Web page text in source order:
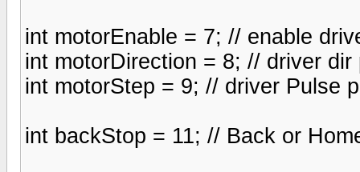
int motorEnable = 7; // enable
int motorDirection = 8; // driver dir
int motorStep = 9; // driver Pulse
int backStop = 11; // Back or